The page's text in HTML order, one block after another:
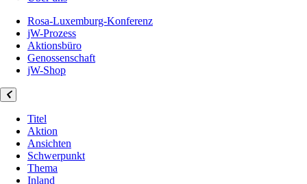
Rosa-Luxemburg-Konferenz
jW-Prozess
Aktionsbüro
Genossenschaft
jW-Shop
Titel
Aktion
Ansichten
Schwerpunkt
Thema
Inland